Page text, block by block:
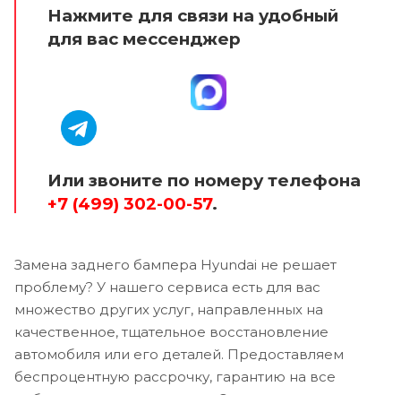
Нажмите для связи на удобный
для вас мессенджер
Или звоните по номеру телефона
+7 (499) 302-00-57.
Замена заднего бампера Hyundai не решает
проблему? У нашего сервиса есть для вас
множество других услуг, направленных на
качественное, тщательное восстановление
автомобиля или его деталей. Предоставляем
беспроцентную рассрочку, гарантию на все